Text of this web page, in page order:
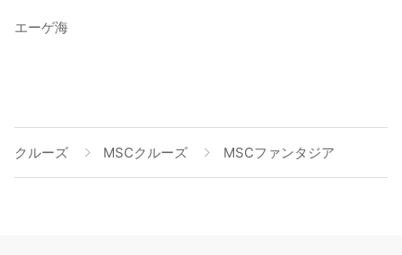
エーゲ海
クルーズ MSCクルーズ MSCファンタジア